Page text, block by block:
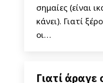
σημαίες (είναι
κάνει). Γιατί
οι…
Γιατί